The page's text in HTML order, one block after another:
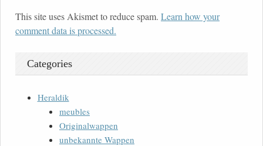
This site uses Akismet to reduce spam. Learn how your
comment data is processed.
Categories
Heraldik
meubles
Originalwappen
unbekannte Wappen